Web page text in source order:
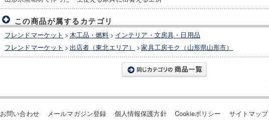
この商品が属するカテゴリ
フレンドマーケット > 木工品・燃料 > インテリア・文房具・日用品
フレンドマーケット > 出店者（東北エリア） >家具工房モク（山形県山形市）
お問い合わせ メールマガジン登録 個人情報保護方針 Cookieポリシー サイトマップ